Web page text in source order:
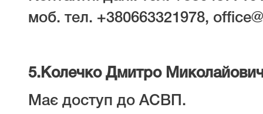
моб. тел. +380663321978,
5. Колечко Дмитро
Має доступ до АСВП.